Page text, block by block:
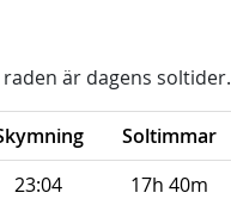
är dagens soltider.
Soltimmar
23:04
17h 40m